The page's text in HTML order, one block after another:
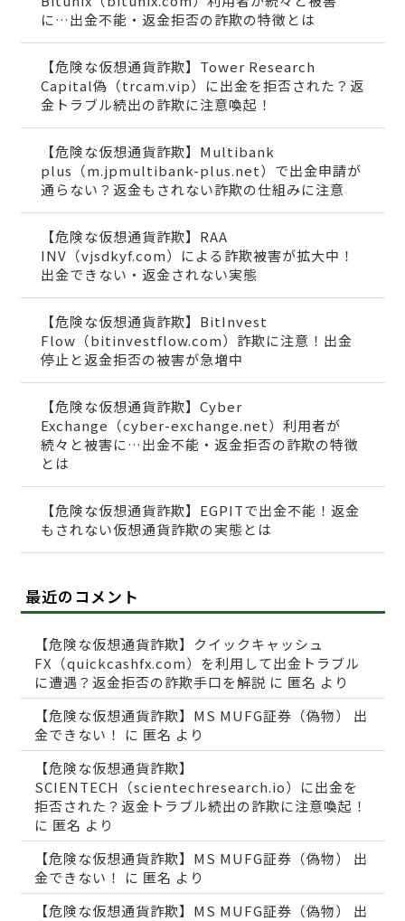
に…出金不能・返金拒否の詐欺の特徴とは
【危険な仮想通貨詐欺】Tower Research
Capital偽（trcam.vip）に出金を拒否された？返
金トラブル続出の詐欺に注意喚起！
【危険な仮想通貨詐欺】Multibank
plus（m.jpmultibank-plus.net）で出金申請が
通らない？返金もされない詐欺の仕組みに注意
【危険な仮想通貨詐欺】RAA
INV（vjsdkyf.com）による詐欺被害が拡大中！
出金できない・返金されない実態
【危険な仮想通貨詐欺】BitInvest
Flow（bitinvestflow.com）詐欺に注意！出金
停止と返金拒否の被害が急増中
【危険な仮想通貨詐欺】Cyber
Exchange（cyber-exchange.net）利用者が
続々と被害に…出金不能・返金拒否の詐欺の特徴
とは
【危険な仮想通貨詐欺】EGPITで出金不能！返金
もされない仮想通貨詐欺の実態とは
最近のコメント
【危険な仮想通貨詐欺】クイックキャッシュ
FX（quickcashfx.com）を利用して出金トラブル
に遭遇？返金拒否の詐欺手口を解説 に 匿名 より
【危険な仮想通貨詐欺】MS MUFG証券（偽物） 出
金できない！
に 匿名 より
【危険な仮想通貨詐欺】
SCIENTECH（scientechresearch.io）に出金を
拒否された？返金トラブル続出の詐欺に注意喚起！
に 匿名 より
【危険な仮想通貨詐欺】MS MUFG証券（偽物） 出
金できない！
に 匿名 より
【危険な仮想通貨詐欺】MS MUFG証券（偽物） 出